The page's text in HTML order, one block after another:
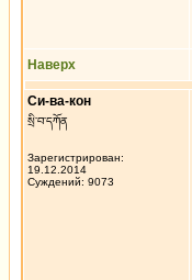
Наверх
Си-ва-кон
སྲི་བ་དཀོན
Зарегистрирован:
19.12.2014
Суждений: 9073